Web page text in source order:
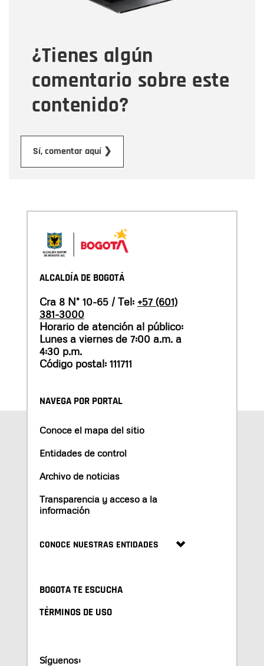
¿Tienes algún
comentario sobre este
contenido?
Sí, comentar aquí ❯
Tipo de comentario
Mensaje
ALCALDÍA DE BOGOTÁ
Cra 8 N° 10-65 / Tel: +57 (601)
381-3000
Horario de atención al público:
Lunes a viernes de 7:00 a.m. a
4:30 p.m.
Código postal: 111711
NAVEGA POR PORTAL
Conoce el mapa del sitio
Entidades de control
Archivo de noticias
Transparencia y acceso a la
información
CONOCE NUESTRAS ENTIDADES
BOGOTA TE ESCUCHA
TÉRMINOS DE USO
Síguenos: